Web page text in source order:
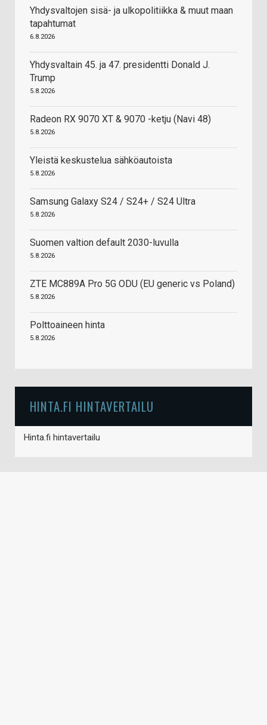
Yhdysvaltojen sisä- ja ulkopolitiikka & muut maan
tapahtumat
6.8.2026
Yhdysvaltain 45. ja 47. presidentti Donald J.
Trump
5.8.2026
Radeon RX 9070 XT & 9070 -ketju (Navi 48)
5.8.2026
Yleistä keskustelua sähköautoista
5.8.2026
Samsung Galaxy S24 / S24+ / S24 Ultra
5.8.2026
Suomen valtion default 2030-luvulla
5.8.2026
ZTE MC889A Pro 5G ODU (EU generic vs Poland)
5.8.2026
Polttoaineen hinta
5.8.2026
HINTA.FI HINTAVERTAILU
Hinta.fi hintavertailu